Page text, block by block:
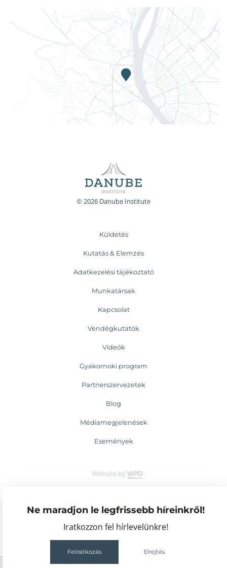
Ne maradjon le legfrissebb híreinkről!
Iratkozzon fel hírlevelünkre!
Feliratkozás Elrejtés
© 2026 Danube Institute
Küldetés
Kutatás & Elemzés
Adatkezelési tájékoztató
Munkatársak
Kapcsolat
Vendégkutatók
Videók
Gyakornoki program
Partnerszervezetek
Blog
Médiamegjelenések
Események
68